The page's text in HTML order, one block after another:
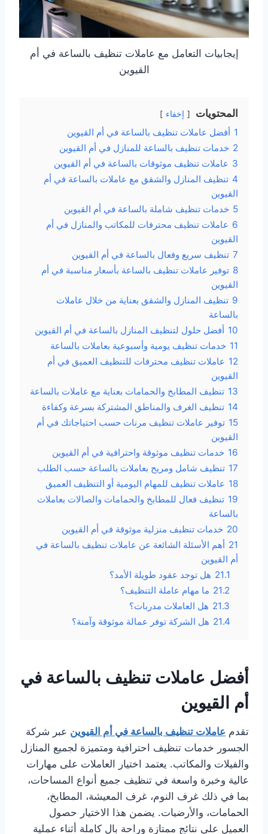
إيجابيات التعامل مع عاملات تنظيف بالساعة في أم
القيوين
المحتويات إخفاء
1 أفضل عاملات تنظيف بالساعة في أم القيوين
2 خدمات تنظيف بالساعة للمنازل في أم القيوين
3 عاملات تنظيف موثوقات بالساعة في أم القيوين
4 تنظيف المنازل والشقق مع عاملات بالساعة في أم
القيوين
5 خدمات تنظيف شاملة بالساعة في أم القيوين
6 عاملات تنظيف محترفات للمكاتب والمنازل في أم
القيوين
7 تنظيف سريع وفعال بالساعة في أم القيوين
8 توفير عاملات تنظيف بالساعة بأسعار مناسبة في أم
القيوين
9 تنظيف المنازل والشقق بعناية من خلال عاملات
بالساعة
10 أفضل حلول لتنظيف المنازل بالساعة في أم القيوين
11 خدمات تنظيف يومية وأسبوعية بعاملات بالساعة
12 عاملات تنظيف محترفات للتنظيف العميق في أم
القيوين
13 تنظيف المطابخ والحمامات بعناية مع عاملات بالساعة
14 تنظيف الغرف والمناطق المشتركة بسرعة وكفاءة
15 توفير عاملات تنظيف مرنات حسب احتياجاتك في أم
القيوين
16 خدمات تنظيف موثوقة واحترافية في أم القيوين
17 تنظيف شامل ومريح بعاملات بالساعة حسب الطلب
18 عاملات تنظيف للمهام اليومية أو التنظيف العميق
19 تنظيف فعال للمطابخ والحمامات والصالات بعاملات
بالساعة
20 خدمات تنظيف منزلية موثوقة في أم القيوين
21 أهم الأسئلة الشائعة عن عاملات تنظيف بالساعة في
أم القيوين
21.1 هل توجد عقود طويلة الأمد؟
21.2 ما مهام عاملة التنظيف؟
21.3 هل العاملات مدربات؟
21.4 هل الشركة توفر عمالة موثوقة وآمنة؟
أفضل عاملات تنظيف بالساعة في
أم القيوين
تقدم عاملات تنظيف بالساعة في أم القيوين عبر شركة
الجسور خدمات تنظيف احترافية ومتميزة لجميع المنازل
والفيلات والمكاتب. يعتمد اختيار العاملات على مهارات
عالية وخبرة واسعة في تنظيف جميع أنواع المساحات،
بما في ذلك غرف النوم، غرف المعيشة، المطابخ،
الحمامات، والأرضيات. يضمن هذا الاختيار حصول
العميل على نتائج ممتازة وراحة بال كاملة أثناء عملية